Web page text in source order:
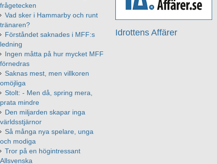
Idrottens Affärer
frågetecken
Vad sker i Hammarby och runt
tränaren?
Förståndet saknades i MFF:s
ledning
Ingen måtta på hur mycket MFF
förnedras
Saknas mest, men villkoren
omöjliga
Stolt: - Men då, spring mera,
prata mindre
Den miljarden skapar inga
världsstjärnor
Så många nya spelare, unga
och modiga
Tror på en högintressant
Allsvenska